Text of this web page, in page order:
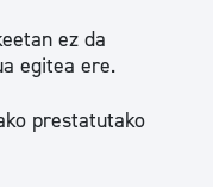
ez da
egitea ere.
prestatutako